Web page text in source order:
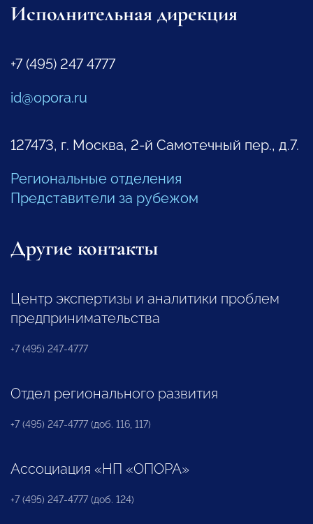
Исполнительная дирекция
+7 (495) 247 4777
id@opora.ru
127473, г. Москва, 2-й Самотечный пер., д.7.
Региональные отделения
Представители за рубежом
Другие контакты
Центр экспертизы и аналитики проблем
предпринимательства
+7 (495) 247-4777
Отдел регионального развития
+7 (495) 247-4777 (доб. 116, 117)
Ассоциация «НП «ОПОРА»
+7 (495) 247-4777 (доб. 124)